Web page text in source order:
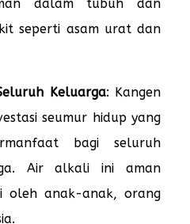
dalam tubuh dan
seperti asam urat dan
Keluarga: Kangen
seumur hidup yang
bagi seluruh
Air alkali ini aman
oleh anak-anak, orang